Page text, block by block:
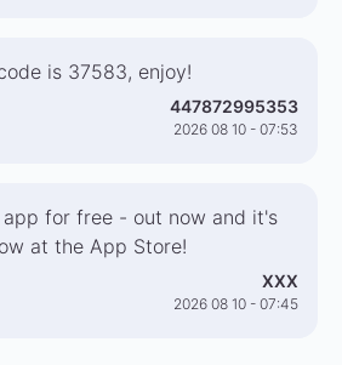
is 37583, enjoy!
447872995353
2026 08 10 - 07:53
for free - out now and it's
at the App Store!
XXX
2026 08 10 - 07:45